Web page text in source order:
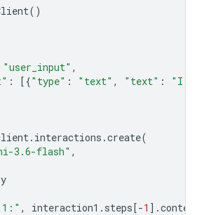
()
"user_input" ,
: [{"type" : "text" , "text" :
"I
. interactions .create(
3.6-flash" ,
1:" , interaction1 . steps[-1 ] .